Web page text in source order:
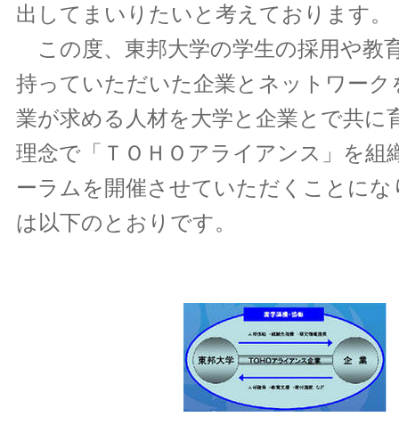
出してまいりたいと考えております。
この度、東邦大学の学生の採用や教
持っていただいた企業とネットワー
業が求める人材を大学と企業とで共に
理念で「ＴＯＨＯアライアンス」を組
ーラムを開催させていただくことにな
は以下のとおりです。